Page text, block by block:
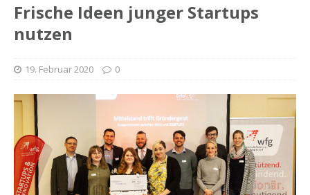
Frische Ideen junger Startups
nutzen
19. Februar 2020 0